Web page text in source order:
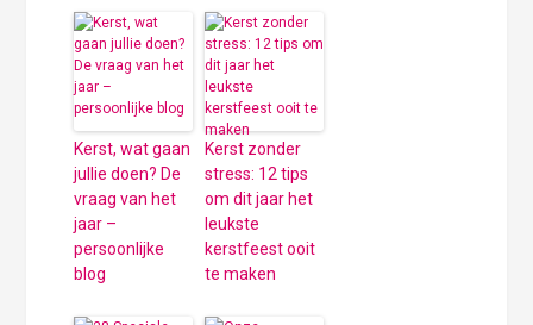
Kerst, wat gaan
jullie doen? De
vraag van het
jaar –
persoonlijke
blog
Kerst zonder
stress: 12 tips
om dit jaar het
leukste
kerstfeest ooit
te maken